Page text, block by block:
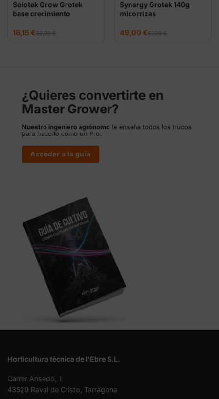
Solotek Grow Grotek
base crecimiento
32,00€
El
precio
16,15 €
El
precio
Synergy Grotek 140g
micorrizas
67,00€
El
precio
49,00 €
El
precio
¿Quieres convertirte en
Master Grower?
Nuestro ingeniero agrónomo te enseña todos los trucos
para hacerlo como un Pro.
Acceder a la guía
Horticultura tècnica de l'Ebre S.L.
Carrer Ansedó, 1
43529 Raval de Cristo, Tarragona